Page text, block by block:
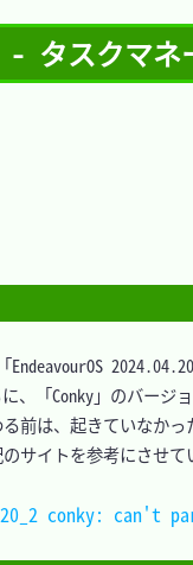
- タスクマ
EndeavourOS
、「Conky」のバージ
前は、起きていなかっ
サイトを参考にさせて
conky: can't